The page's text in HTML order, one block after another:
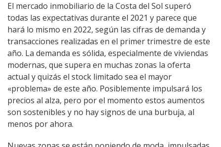
El mercado inmobiliario de la Costa del Sol superó
todas las expectativas durante el 2021 y parece que
hará lo mismo en 2022, según las cifras de demanda y
transacciones realizadas en el primer trimestre de este
año. La demanda es sólida, especialmente de viviendas
modernas, que supera en muchas zonas la oferta
actual y quizás el stock limitado sea el mayor
«problema» de este año. Posiblemente impulsará los
precios al alza, pero por el momento estos aumentos
son sostenibles y no hay signos de una burbuja, al
menos por ahora.